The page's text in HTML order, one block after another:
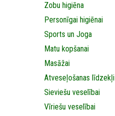
Zobu higiēna
Personīgai higiēnai
Sports un Joga
Matu kopšanai
Masāžai
Аtveseļošanas līdzekļi
Sieviešu veselībai
Vīriešu veselībai